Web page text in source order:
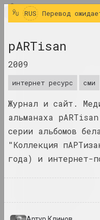
современного
ИНДЕКС
ТЕРМИНЫ
СОБЫТИЯ
RUS Перевод
pARTisan
2009
интернет ресурс сми
Журнал и сайт.
альманаха
серии альбомов
"Коллекция
года) и интернет-